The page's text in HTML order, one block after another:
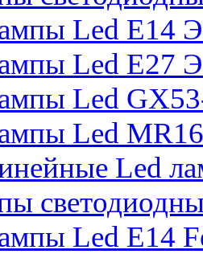
Led E14
Led E27
Led
Led
Led
Led E14